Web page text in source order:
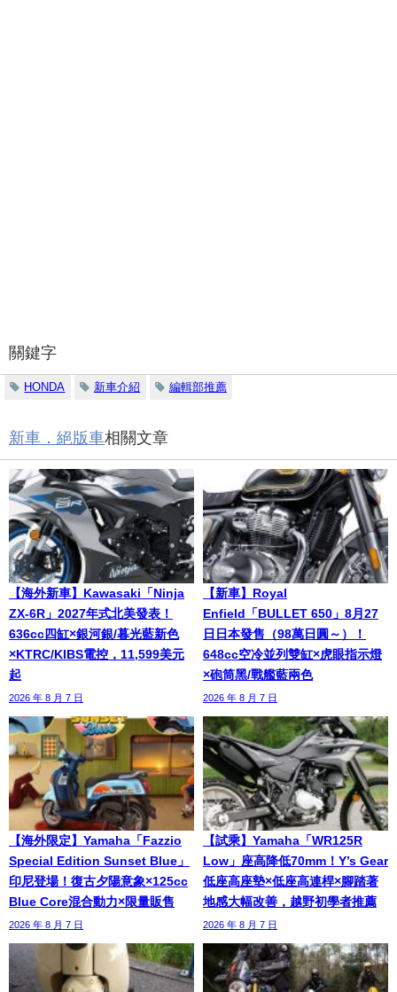
關鍵字
HONDA 新車介紹 編輯部推薦
新車．絕版車相關文章
【海外新車】Kawasaki「Ninja
ZX-6R」2027年式北美發表！
636cc四缸×銀河銀/暮光藍新色
×KTRC/KIBS電控，11,599美元
起
2026 年 8 月 7 日
【新車】Royal
Enfield「BULLET 650」8月27
日日本發售（98萬日圓～）！
648cc空冷並列雙缸×虎眼指示燈
×砲筒黑/戰艦藍兩色
2026 年 8 月 7 日
【海外限定】Yamaha「Fazzio
Special Edition Sunset Blue」
印尼登場！復古夕陽意象×125cc
Blue Core混合動力×限量販售
2026 年 8 月 7 日
【試乘】Yamaha「WR125R
Low」座高降低70mm！Y’s Gear
低座高座墊×低座高連桿×腳踏著
地感大幅改善，越野初學者推薦
2026 年 8 月 7 日